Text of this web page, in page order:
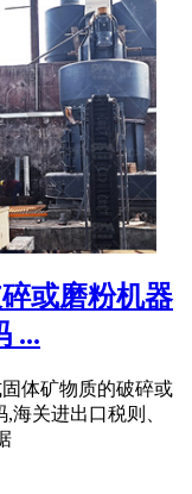
或磨粉机器
...
体矿物质的破碎或
海关进出口税则、